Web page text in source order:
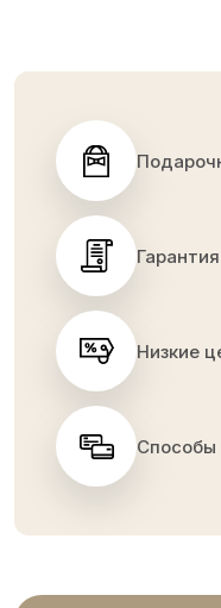
Низкие
Способы